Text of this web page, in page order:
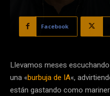
Facebook
Llevamos meses
una «burbuja de IA«,
están gastando como